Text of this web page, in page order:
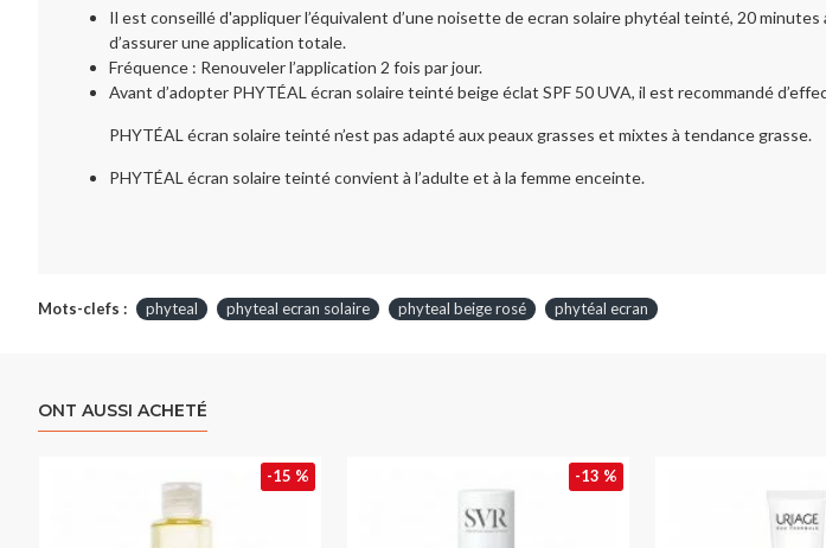
Il est conseillé d'appliquer l’équivalent d’une noisette de ecran solaire phytéal teinté, 20
d’assurer une application totale.
Fréquence : Renouveler l’application 2 fois par jour.
Avant d’adopter PHYTÉAL écran solaire teinté beige éclat SPF 50 UVA, il est recommandé
PHYTÉAL écran solaire teinté n’est pas adapté aux peaux grasses et mixtes à tendance grasse.
PHYTÉAL écran solaire teinté convient à l’adulte et à la femme enceinte.
Mots-clefs : phyteal phyteal ecran solaire phyteal beige rosé phytéal ecran
ONT AUSSI ACHETÉ
-15 % -13 %